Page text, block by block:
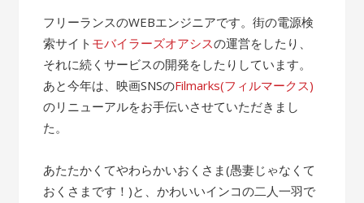
フリーランスのWEBエンジニアです。街の電源検
索サイト モバイラーズオアシスの運営をしたり、
それに続くサービスの開発をしたりしています。
あと今年は、映画SNSのFilmarks(フィルマークス)
のリニューアルをお手伝いさせていただきまし
た。
あたたかくてやわらかいおくさま(愚妻じゃなくて
おくさまです！)と、かわいいインコの二人一羽で